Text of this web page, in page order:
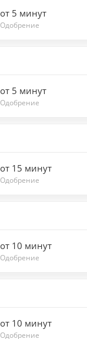
от 5 минут
Одобрение
от 5 минут
Одобрение
от 15 минут
Одобрение
от 10 минут
Одобрение
от 10 минут
Одобрение